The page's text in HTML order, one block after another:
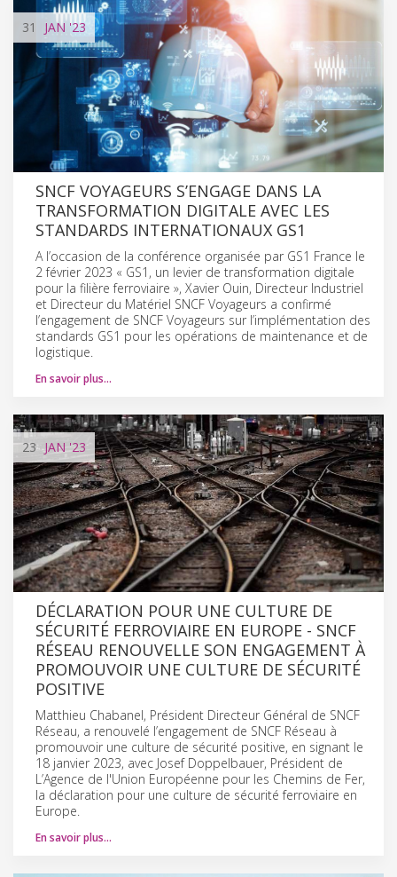
31 JAN '23
SNCF VOYAGEURS S’ENGAGE DANS LA
TRANSFORMATION DIGITALE AVEC LES
STANDARDS INTERNATIONAUX GS1
A l’occasion de la conférence organisée par GS1 France le
2 février 2023 « GS1, un levier de transformation digitale
pour la filière ferroviaire », Xavier Ouin, Directeur Industriel
et Directeur du Matériel SNCF Voyageurs a confirmé
l’engagement de SNCF Voyageurs sur l’implémentation des
standards GS1 pour les opérations de maintenance et de
logistique.
En savoir plus…
23 JAN '23
DÉCLARATION POUR UNE CULTURE DE
SÉCURITÉ FERROVIAIRE EN EUROPE - SNCF
RÉSEAU RENOUVELLE SON ENGAGEMENT À
PROMOUVOIR UNE CULTURE DE SÉCURITÉ
POSITIVE
Matthieu Chabanel, Président Directeur Général de SNCF
Réseau, a renouvelé l’engagement de SNCF Réseau à
promouvoir une culture de sécurité positive, en signant le
18 janvier 2023, avec Josef Doppelbauer, Président de
L’Agence de l'Union Européenne pour les Chemins de Fer,
la déclaration pour une culture de sécurité ferroviaire en
Europe.
En savoir plus…